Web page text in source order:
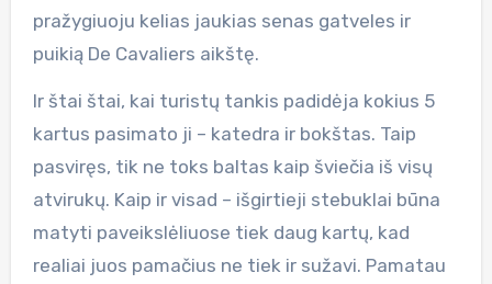
pražygiuoju kelias jaukias senas gatveles ir
puikią De Cavaliers aikštę.
Ir štai štai, kai turistų tankis padidėja kokius 5
kartus pasimato ji – katedra ir bokštas. Taip
pasviręs, tik ne toks baltas kaip šviečia iš visų
atvirukų. Kaip ir visad – išgirtieji stebuklai būna
matyti paveikslėliuose tiek daug kartų, kad
realiai juos pamačius ne tiek ir sužavi. Pamatau